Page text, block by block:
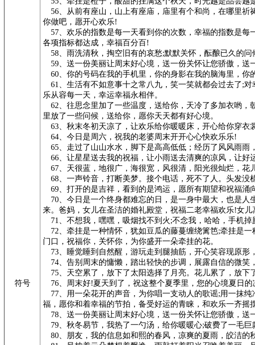
符号
56、从前有座山，山上有座庙，庙里有个和尚，在哪里祈
你做吧，愿开心欢乐!
57、欢乐的指数是每一天看到你的次数，幸福的指数是每
各项指标都达成，幸福百分百!
58、雨洗清秋，掏空旧有的哀愁;默默关怀，酝酿已久的
59、送一份美丽让周末好心境，送一份关怀让您骄傲，送
60、你的号码在我的手机里，你的身影在我的脑海里，你
61、生活有不如意事十之常八九，笑一笑就都会过去了;
乐从容每一天，幸运幸福永相伴。
62、往思念里加了一些温度，送给你，天冷了多加衣哟，
里放了一些问候，送给你，愿你天天都有好心境。
63、秋末冬初天凉了，让欢乐给你暖暖床，开心给你穿衣
64、今日是周六，祝我的老婆周末开开心心快欢乐乐!
65、走过了山山水水，脚下是高高低低；经历了风风雨雨
66、让星星送去我的祝福，让小雨送去清爽的凉风，让好
67、天很蓝，地很广，海很宽，风很清，阳光很灿烂，花
68、一声铃音，打断美梦。接个电话，死不了人。头发没
69、打开的是吉祥，看到的是鸿运，愿所有期望和祝福涌
70、今日是一个终身都难忘的日，是一身中最大，也是人
来。爸妈，女儿在圣洁的婚礼殿堂，祝福二老幸福欢乐!女
71、不想我，嘿嘿，吸烟找不到火;不念我，哈哈，手机
72、牵挂是一种情怀，犹如豆瓜的藤蔓缠绕篱笆;牵挂是
门口，祝福你，关怀你，为你盛开一朵牵挂的花。
73、睡觉睡到自然醒，游玩走到腿抽筋，开心笑容现原形
74、告别周末的慵懒，踏出轻快的步调，展露自信的微笑
75、天空累了，放下了太阳选择了月亮。花儿累了，放下
76、周末好!夏天到了，祝这整个夏季里，您的心境夏日
77、用一朵花开的声音，为你唱一支动人的歌谣;用一抹
福，愿你和着幸福的节拍，备受好运的青睐，和欢乐一齐摇
78、送一份美丽让周末好心境，送一份关怀让您骄傲，送
79、秋冬易节，我热了一勺汤，给你暖暖心;破费了一毛
80、朋友，我的信息如和熙的春风，凉爽的夏雨，皎洁的